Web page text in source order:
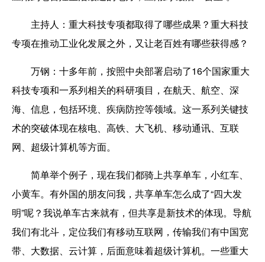
主持人： 重大科技专项都取得了哪些成果？重大科技
专项在推动工业化发展之外，又让老百姓有哪些获得感？
万钢： 十多年前，按照中央部署启动了16个国家重大
科技专项和一系列相关的科研项目，在航天、航空、深
海、信息，包括环境、疾病防控等领域。这一系列关键技
术的突破体现在核电、高铁、大飞机、移动通讯、互联
网、超级计算机等方面。
简单举个例子，现在我们都骑上共享单车，小红车、
小黄车。有外国的朋友问我，共享单车怎么成了“四大发
明”呢？我说单车古来就有，但共享是新技术的体现。导航
我们有北斗，定位我们有移动互联网，传输我们有中国宽
带、大数据、云计算，后面意味着超级计算机。一些重大